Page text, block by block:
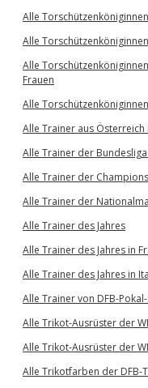
Alle
Alle
Alle
Frauen
Alle
Alle Trainer aus
Alle Trainer der
Alle Trainer der
Alle Trainer der
Alle Trainer des Jahres
Alle Trainer des Jahres in
Alle Trainer des Jahres in
Alle Trainer von DFB-
Alle Trikot-Ausrüster der
Alle Trikot-Ausrüster der
Alle Trikotfarben der DFB-